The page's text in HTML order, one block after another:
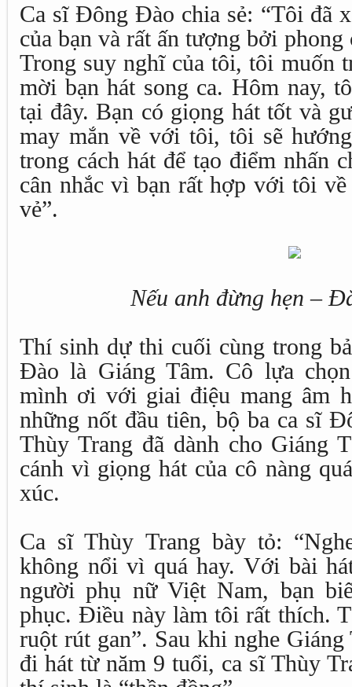
Ca sĩ Đông Đào chia sẻ: “Tôi đã
của bạn và rất ấn tượng bởi phong
Trong suy nghĩ của tôi, tôi muốn
mời bạn hát song ca. Hôm nay,
tại đây. Bạn có giọng hát tốt và
may mắn về với tôi, tôi sẽ
trong cách hát để tạo điểm nhấn
cân nhắc vì bạn rất hợp với tôi về
vẻ”.
Nếu anh đừng hẹn –
Thí sinh dự thi cuối cùng trong
Đào là Giáng Tâm. Cô lựa
mình ơi với giai điệu mang âm
những nốt đầu tiên, bộ ba ca sĩ
Thùy Trang đã dành cho Giáng
cánh vì giọng hát của cô nàng
xúc.
Ca sĩ Thùy Trang bày tỏ:
không nổi vì quá hay. Với bài
người phụ nữ Việt Nam, bạn
phục. Điều này làm tôi rất thích.
ruột rút gan”. Sau khi nghe Giáng
đi hát từ năm 9 tuổi, ca sĩ Thùy